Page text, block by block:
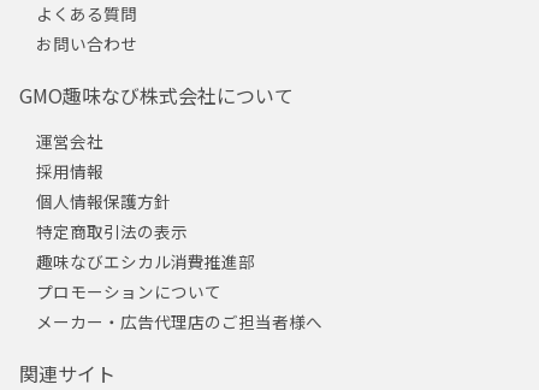
よくある質問
お問い合わせ
GMO趣味なび株式会社について
運営会社
採用情報
個人情報保護方針
特定商取引法の表示
趣味なびエシカル消費推進部
プロモーションについて
メーカー・広告代理店のご担当者様へ
関連サイト